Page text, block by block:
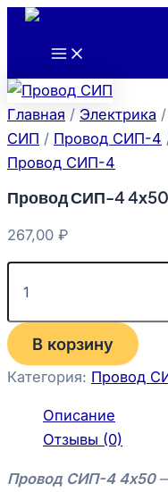
Перейти
содержимому
Main
Главная / Электрика /
СИП / Провод СИП-4
Провод СИП-4
Провод СИП-4 4х50
267,00 ₽
Количество
товара
4х50
В корзину
Категория: Провод
Описание
Отзывы (0)
Провод СИП-4 4х50—